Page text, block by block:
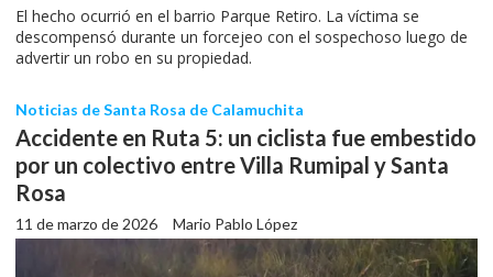
El hecho ocurrió en el barrio Parque Retiro. La víctima se
descompensó durante un forcejeo con el sospechoso luego de
advertir un robo en su propiedad.
Accidente en Ruta 5: un ciclista fue embestido
por un colectivo entre Villa Rumipal y Santa
Rosa
Mario Pablo López
Noticias de Santa Rosa de Calamuchita
11 de marzo de 2026